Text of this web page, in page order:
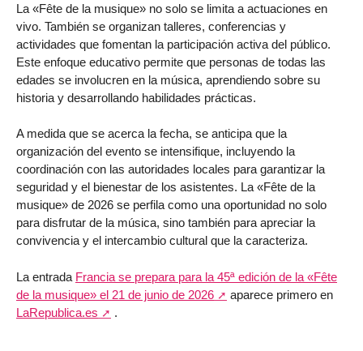
La «Fête de la musique» no solo se limita a actuaciones en
vivo. También se organizan talleres, conferencias y
actividades que fomentan la participación activa del público.
Este enfoque educativo permite que personas de todas las
edades se involucren en la música, aprendiendo sobre su
historia y desarrollando habilidades prácticas.
A medida que se acerca la fecha, se anticipa que la
organización del evento se intensifique, incluyendo la
coordinación con las autoridades locales para garantizar la
seguridad y el bienestar de los asistentes. La «Fête de la
musique» de 2026 se perfila como una oportunidad no solo
para disfrutar de la música, sino también para apreciar la
convivencia y el intercambio cultural que la caracteriza.
La entrada Francia se prepara para la 45ª edición de la «Fête
de la musique» el 21 de junio de 2026
aparece primero en
LaRepublica.es
.